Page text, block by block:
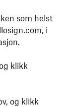
som helst
i
klikk
og klikk